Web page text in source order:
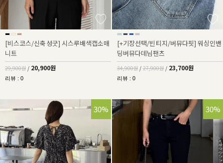
[비스코스/신축성굿] 시스루배색캡소매
니트
29,900원 / 20,900원
리뷰 : 0
[+기장선택/빈티지/버뮤다핏] 워싱인밴
딩버뮤다데님팬츠
34,900원 / 27,900원 / 23,700원
리뷰 : 0
30% 30%